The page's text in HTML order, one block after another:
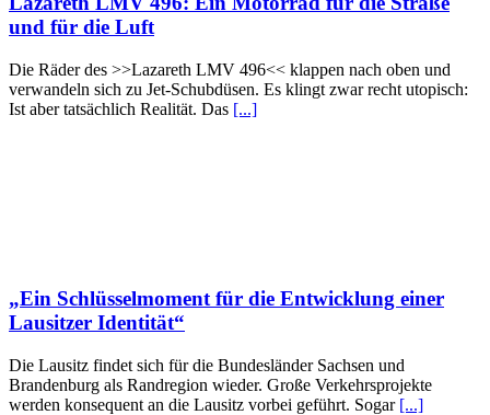
und für die Luft
Die Räder des >>Lazareth LMV 496<< klappen nach oben und
verwandeln sich zu Jet-Schubdüsen. Es klingt zwar recht utopisch:
Ist aber tatsächlich Realität. Das [...]
„Ein Schlüsselmoment für die Entwicklung einer
Lausitzer Identität“
Die Lausitz findet sich für die Bundesländer Sachsen und
Brandenburg als Randregion wieder. Große Verkehrsprojekte
werden konsequent an die Lausitz vorbei geführt. Sogar [...]